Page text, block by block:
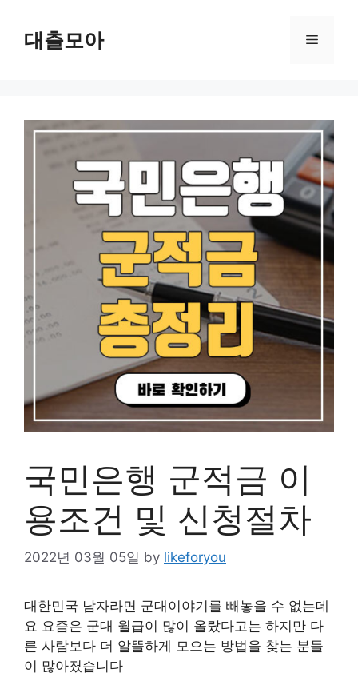
content대출모아 Menu
국민은행 군적금 이
용조건 및 신청절차
2022년 03월 05일 by likeforyou
대한민국 남자라면 군대이야기를 빼놓을 수 없는데
요 요즘은 군대 월급이 많이 올랐다고는 하지만 다
른 사람보다 더 알뜰하게 모으는 방법을 찾는 분들
이 많아졌습니다